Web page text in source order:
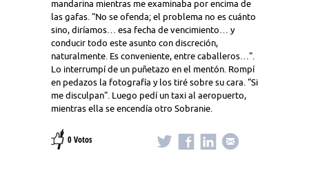
mandarina mientras me examinaba por encima de
las gafas. "No se ofenda; el problema no es cuánto
sino, diríamos… esa fecha de vencimiento… y
conducir todo este asunto con discreción,
naturalmente. Es conveniente, entre caballeros…".
Lo interrumpí de un puñetazo en el mentón. Rompí
en pedazos la fotografía y los tiré sobre su cara. "Si
me disculpan". Luego pedí un taxi al aeropuerto,
mientras ella se encendía otro Sobranie.
0 Votos